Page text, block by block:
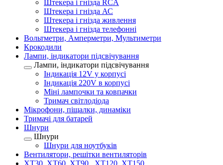
Штекера і гнізда RCA
Штекера і гнізда АС
Штекера і гнізда живлення
Штекера і гнізда телефонні
Вольтметри, Амперметри, Мультиметри
Крокодили
Лампи, індикатори підсвічування
Лампи, індикатори підсвічування
Індикація 12V у корпусі
Індикація 220V в корпусі
Міні лампочки та ковпачки
Тримач світлодіода
Мікрофони, піщалки, динаміки
Тримачі для батарей
Шнури
Шнури
Шнури для ноутбуків
Вентилятори, решітки вентиляторів
XT30, XT60, XT90 , XT120, XT150